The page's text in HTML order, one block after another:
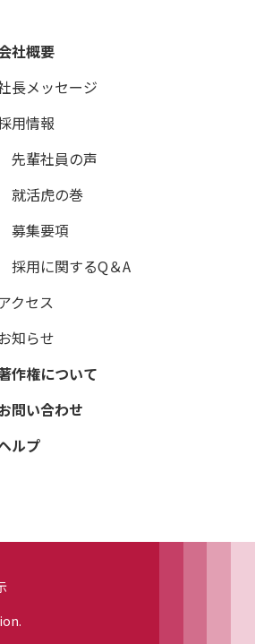
社概要
長メッセージ
用情報
先輩社員の声
就活虎の巻
募集要項
採用に関するQ＆A
クセス
知らせ
作権について
問い合わせ
ルプ